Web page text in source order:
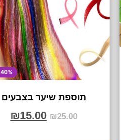
40% הנחה
תוספת שיער בצבעים
₪25.00
₪15.00